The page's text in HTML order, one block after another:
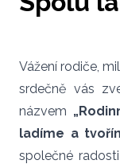
Vážení rodiče,
srdečně vás
názvem
ladíme a
společné